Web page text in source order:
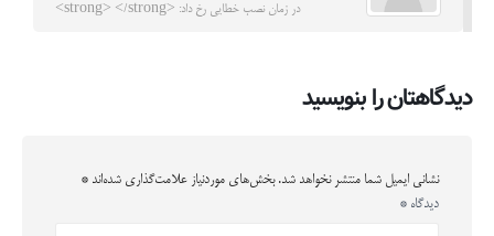
در زمان نصب خطایی رخ داد: <strong> </strong>
دیدگاهتان را بنویسید
نشانی ایمیل شما منتشر نخواهد شد. بخش‌های موردنیاز علامت‌گذاری شده‌اند *
دیدگاه *